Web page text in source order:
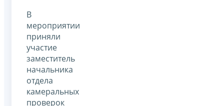
В
мероприятии
приняли
участие
заместитель
начальника
отдела
камеральных
проверок